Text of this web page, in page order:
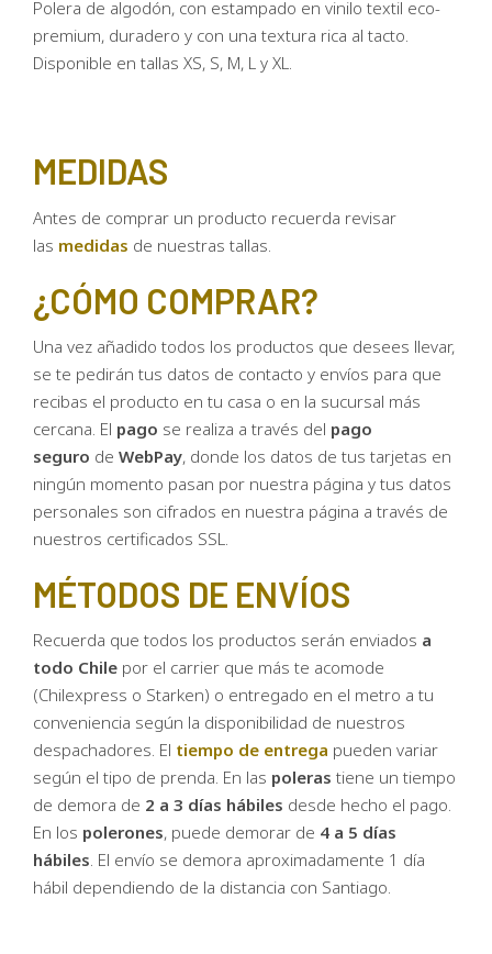
Polera de algodón, con estampado en vinilo textil eco-
premium, duradero y con una textura rica al tacto.
Disponible en tallas XS, S, M, L y XL.
MEDIDAS
Antes de comprar un producto recuerda revisar
las medidas de nuestras tallas.
¿CÓMO COMPRAR?
Una vez añadido todos los productos que desees llevar,
se te pedirán tus datos de contacto y envíos para que
recibas el producto en tu casa o en la sucursal más
cercana. El pago se realiza a través del pago
seguro de WebPay, donde los datos de tus tarjetas en
ningún momento pasan por nuestra página y tus datos
personales son cifrados en nuestra página a través de
nuestros certificados SSL.
MÉTODOS DE ENVÍOS
Recuerda que todos los productos serán enviados a
todo Chile por el carrier que más te acomode
(Chilexpress o Starken) o entregado en el metro a tu
conveniencia según la disponibilidad de nuestros
despachadores. El tiempo de entrega pueden variar
según el tipo de prenda. En las poleras tiene un tiempo
de demora de 2 a 3 días hábiles desde hecho el pago.
En los polerones, puede demorar de 4 a 5 días
hábiles. El envío se demora aproximadamente 1 día
hábil dependiendo de la distancia con Santiago.